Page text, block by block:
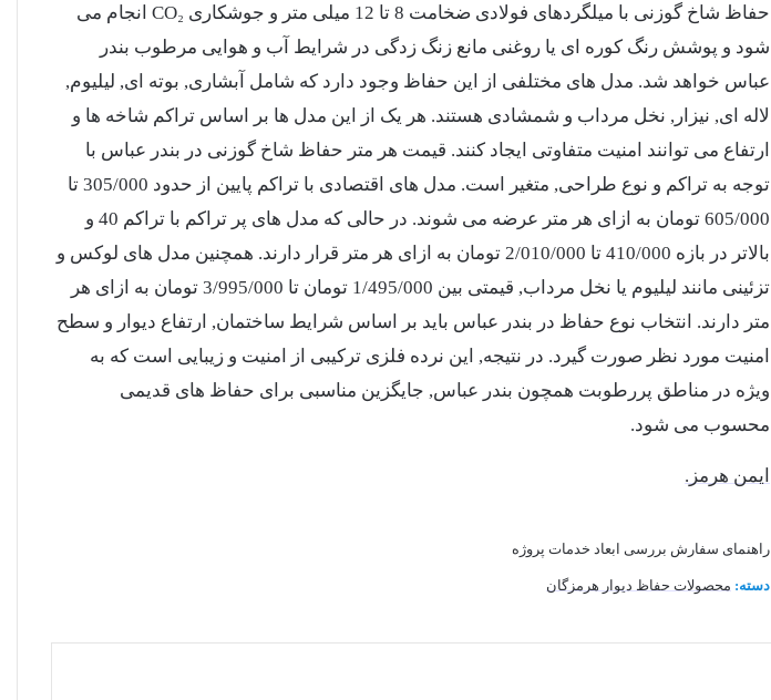
حفاظ شاخ گوزنی با میلگردهای فولادی ضخامت 8 تا 12 میلی متر و جوشکاری CO₂ انجام می
شود و پوشش رنگ کوره ای یا روغنی مانع زنگ زدگی در شرایط آب و هوایی مرطوب بندر
عباس خواهد شد. مدل های مختلفی از این حفاظ وجود دارد که شامل آبشاری, بوته ای, لیلیوم,
لاله ای, نیزار, نخل مرداب و شمشادی هستند. هر یک از این مدل ها بر اساس تراکم شاخه ها و
ارتفاع می توانند امنیت متفاوتی ایجاد کنند. قیمت هر متر حفاظ شاخ گوزنی در بندر عباس با
توجه به تراکم و نوع طراحی, متغیر است. مدل های اقتصادی با تراکم پایین از حدود 305/000 تا
605/000 تومان به ازای هر متر عرضه می شوند. در حالی که مدل های پر تراکم با تراکم 40 و
بالاتر در بازه 410/000 تا
2/010/000 تومان به ازای هر متر قرار دارند. همچنین مدل های لوکس و
تزئینی مانند لیلیوم یا نخل مرداب, قیمتی بین 1/495/000 تومان تا 3/995/000 تومان به ازای هر
متر دارند. انتخاب نوع حفاظ در بندر عباس باید بر اساس شرایط ساختمان, ارتفاع دیوار و سطح
امنیت مورد نظر صورت گیرد. در نتیجه, این نرده فلزی ترکیبی از امنیت و زیبایی است که به
ویژه در مناطق پررطوبت همچون بندر عباس, جایگزین مناسبی برای حفاظ های قدیمی
محسوب می شود.
ایمن هرمز.
راهنمای سفارش بررسی ابعاد خدمات پروژه
دسته: محصولات حفاظ دیوار هرمزگان